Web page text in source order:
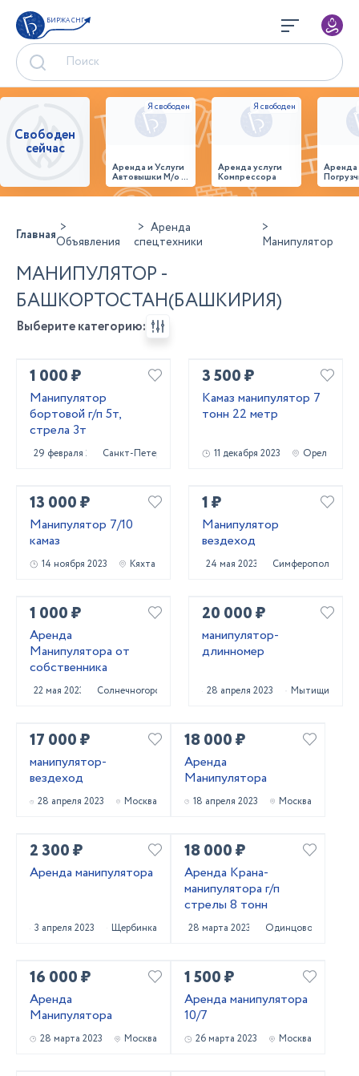
БИРЖА СНГ
Свободен
сейчас
Аренда и Услуги
Автовышки М/о г.
Домодедово
26,28,32 место
Аренда услуги
Компрессора
ГлавнаяОбъявления
Аренда
спецтехники
Манипулятор
МАНИПУЛЯТОР -
БАШКОРТОСТАН(БАШКИРИЯ)
Выберите категорию:
1 000 ₽
Манипулятор
бортовой г/п 5т,
стрела 3т
29 февраля 2024Санкт-Петербург
3 500 ₽
Камаз манипулятор 7
тонн 22 метр
11 декабря 2023 Орел
13 000 ₽
Манипулятор 7/10
камаз
14 ноября 2023 Кяхта
1 ₽
Манипулятор
вездеход
24 мая 2023 Симферополь
1 000 ₽
Аренда
Манипулятора от
собственника
22 мая 2023 Солнечногорск
20 000 ₽
манипулятор-
длинномер
28 апреля 2023 Мытищи
17 000 ₽
манипулятор-
вездеход
28 апреля 2023 Москва
18 000 ₽
Аренда
Манипулятора
18 апреля 2023 Москва
2 300 ₽
Аренда манипулятора
3 апреля 2023 Щербинка
18 000 ₽
Аренда Крана-
манипулятора г/п
стрелы 8 тонн
28 марта 2023 Одинцово
16 000 ₽
Аренда
Манипулятора
28 марта 2023 Москва
1 500 ₽
Аренда манипулятора
10/7
26 марта 2023 Москва